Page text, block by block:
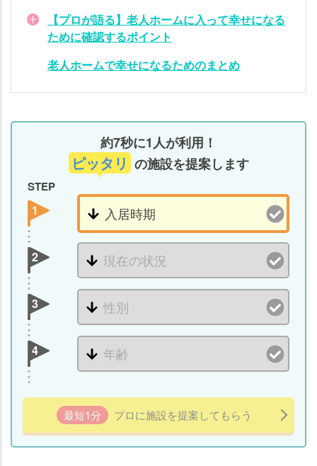
【プロが語る】老人ホームに入って幸せになる
ために確認するポイント
老人ホームで幸せになるためのまとめ
約7秒に1人が利用！
ピッタリ の施設を提案します
STEP
1
2
3
4
最短1分 プロに施設を提案してもらう
で
幸
に
な
た
と
め